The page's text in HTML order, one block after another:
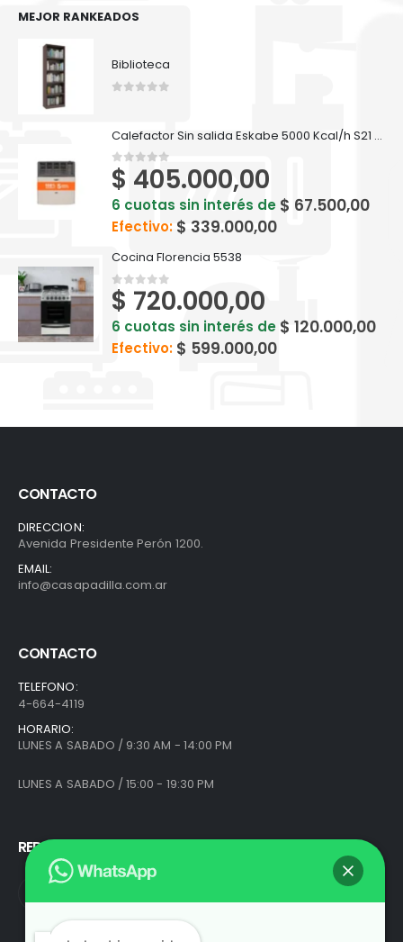
MEJOR RANKEADOS
Biblioteca
Calefactor Sin salida Eskabe 5000 Kcal/h S21 S/S5.0 - MX5 P
0out of 5
$ 405.000,00
6 cuotas sin interés de $ 67.500,00
Efectivo: $ 339.000,00
Cocina Florencia 5538
0out of 5
$ 720.000,00
6 cuotas sin interés de $ 120.000,00
Efectivo: $ 599.000,00
CONTACTO
DIRECCION:
Avenida Presidente Perón 1200.
EMAIL:
info@casapadilla.com.ar
CONTACTO
TELEFONO:
4-664-4119
HORARIO:
LUNES A SABADO / 9:30 AM - 14:00 PM
LUNES A SABADO / 15:00 - 19:30 PM
REDES SOCIALES